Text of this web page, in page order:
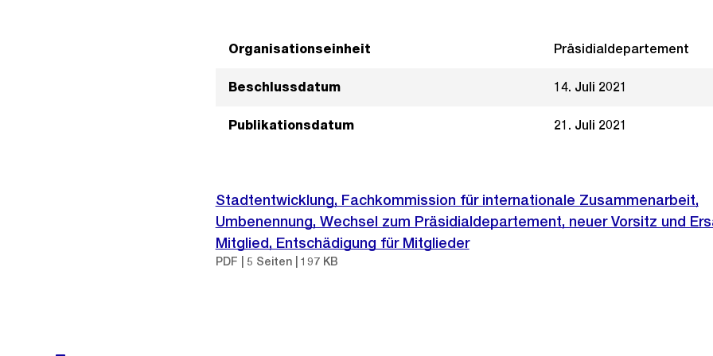
Organisationseinheit Präsidialdepartement
Beschlussdatum 14. Juli 2021
Publikationsdatum 21. Juli 2021
Stadtentwicklung, Fachkommission für internationale Zusammenarbeit,
Umbenennung, Wechsel zum Präsidialdepartement, neuer Vorsitz und
Mitglied, Entschädigung für Mitglieder
PDF | 5 Seiten | 197 KB